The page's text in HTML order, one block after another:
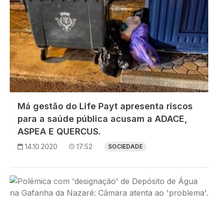
Má gestão do Life Payt apresenta riscos
para a saúde pública acusam a ADACE,
ASPEA E QUERCUS.
14.10.2020 17:52 SOCIEDADE
Imagem